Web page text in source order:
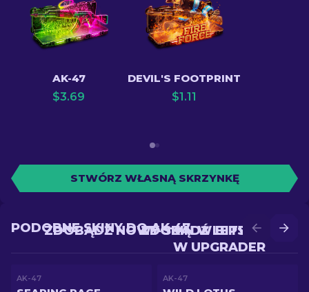
AK-47
$3.69
DEVIL'S FOOTPRINT
$1.11
STWÓRZ WŁASNĄ SKRZYNKĘ
ZDOBĄDŹ LEPSZY SKIN
W UPGRADER
ZDOBĄDŹ NOWY SKIN W BITWIE
PODOBNE SKINY DO AK-47
AK-47 AK-47